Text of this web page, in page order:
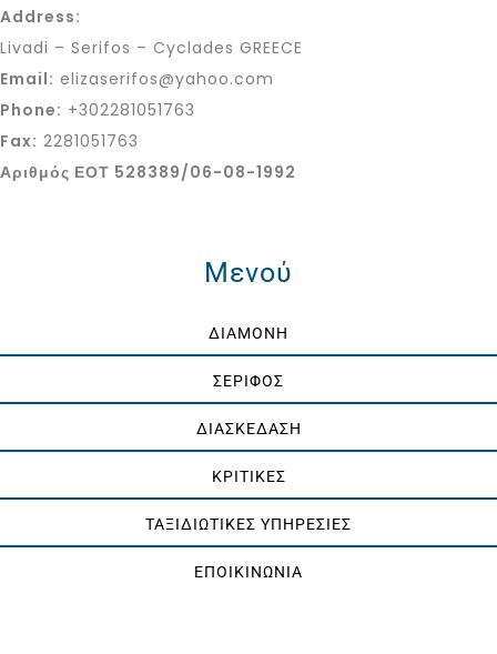
Address:
Livadi – Serifos – Cyclades GREECE
Email: elizaserifos@yahoo.com
Phone: +302281051763
Fax: 2281051763
Αριθμός ΕΟΤ 528389/06-08-1992
Μενού
ΔΙΑΜΟΝΗ
ΣΕΡΙΦΟΣ
ΔΙΑΣΚΕΔΑΣΗ
ΚΡΙΤΙΚΕΣ
ΤΑΞΙΔΙΩΤΙΚΕΣ ΥΠΗΡΕΣΙΕΣ
ΕΠΟΙΚΙΝΩΝΙΑ